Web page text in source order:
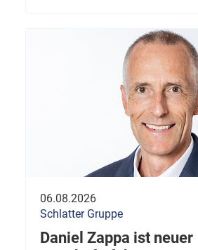
06.08.2026
Schlatter Gruppe
Daniel Zappa ist neuer